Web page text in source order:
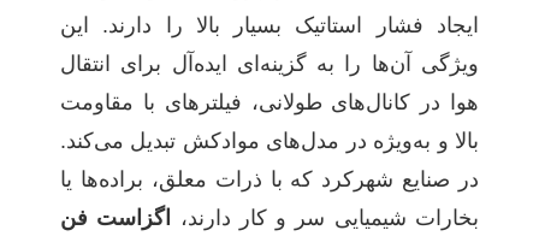
ایجاد فشار استاتیک بسیار بالا را دارند. این
ویژگی آن‌ها را به گزینه‌ای ایده‌آل برای انتقال
هوا در کانال‌های طولانی، فیلترهای با مقاومت
بالا و به‌ویژه در مدل‌های موادکش تبدیل می‌کند.
در صنایع شهرکرد که با ذرات معلق، براده‌ها یا
بخارات شیمیایی سر و کار دارند،
اگزاست فن